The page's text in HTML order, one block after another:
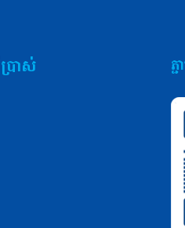
ប្រាស់ ភ្